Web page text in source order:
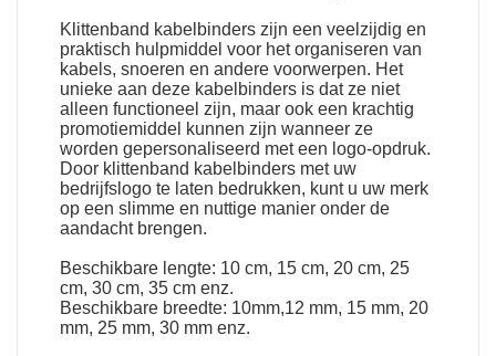
Klittenband kabelbinders zijn een veelzijdig en
praktisch hulpmiddel voor het organiseren van
kabels, snoeren en andere voorwerpen. Het
unieke aan deze kabelbinders is dat ze niet
alleen functioneel zijn, maar ook een krachtig
promotiemiddel kunnen zijn wanneer ze
worden gepersonaliseerd met een logo-opdruk.
Door klittenband kabelbinders met uw
bedrijfslogo te laten bedrukken, kunt u uw merk
op een slimme en nuttige manier onder de
aandacht brengen.
Beschikbare lengte: 10 cm, 15 cm, 20 cm, 25
cm, 30 cm, 35 cm enz.
Beschikbare breedte: 10mm,12 mm, 15 mm, 20
mm, 25 mm, 30 mm enz.